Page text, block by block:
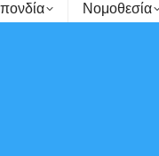
Νομοθεσία